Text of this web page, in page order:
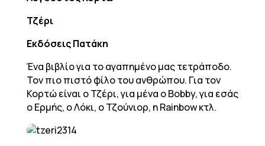
Τζέρι
Εκδόσεις Πατάκη
Ένα βιβλίο για το αγαπημένο μας τετράποδο.
Τον πιο πιστό φίλο του ανθρώπου. Για τον
Κορτώ είναι ο Τζέρι, για μένα ο Bobby, για εσάς
ο Ερμής, ο Λόκι, ο Τζούνιορ, η Rainbow κτλ.